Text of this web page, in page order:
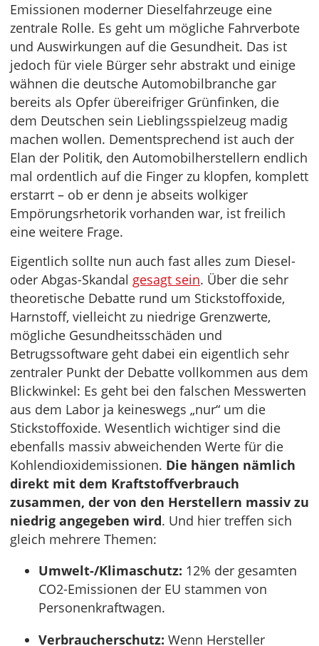
Emissionen moderner Dieselfahrzeuge eine
zentrale Rolle. Es geht um mögliche Fahrverbote
und Auswirkungen auf die Gesundheit. Das ist
jedoch für viele Bürger sehr abstrakt und einige
wähnen die deutsche Automobilbranche gar
bereits als Opfer übereifriger Grünfinken, die
dem Deutschen sein Lieblingsspielzeug madig
machen wollen. Dementsprechend ist auch der
Elan der Politik, den Automobilherstellern endlich
mal ordentlich auf die Finger zu klopfen, komplett
erstarrt – ob er denn je abseits wolkiger
Empörungsrhetorik vorhanden war, ist freilich
eine weitere Frage.
Eigentlich sollte nun auch fast alles zum Diesel-
oder Abgas-Skandal gesagt sein. Über die sehr
theoretische Debatte rund um Stickstoffoxide,
Harnstoff, vielleicht zu niedrige Grenzwerte,
mögliche Gesundheitsschäden und
Betrugssoftware geht dabei ein eigentlich sehr
zentraler Punkt der Debatte vollkommen aus dem
Blickwinkel: Es geht bei den falschen Messwerten
aus dem Labor ja keineswegs „nur“ um die
Stickstoffoxide. Wesentlich wichtiger sind die
ebenfalls massiv abweichenden Werte für die
Kohlendioxidemissionen. Die hängen nämlich
direkt mit dem Kraftstoffverbrauch
zusammen, der von den Herstellern massiv zu
niedrig angegeben wird. Und hier treffen sich
gleich mehrere Themen:
Umwelt-/Klimaschutz: 12% der gesamten
CO2-Emissionen der EU stammen von
Personenkraftwagen.
Verbraucherschutz: Wenn Hersteller